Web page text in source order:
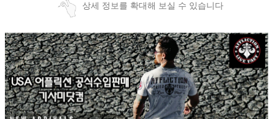
상세 정보를 확대해 보실 수 있습니다